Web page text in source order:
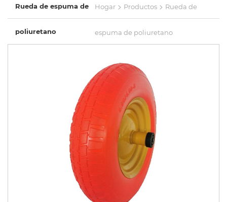
Rueda de espuma de
poliuretano
Hogar > Productos > Rueda de
espuma de poliuretano